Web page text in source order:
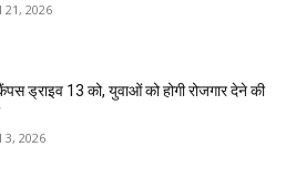
21, 2026
ड्राइव 13 को, युवाओं को होगी रोजगार देने की
3, 2026